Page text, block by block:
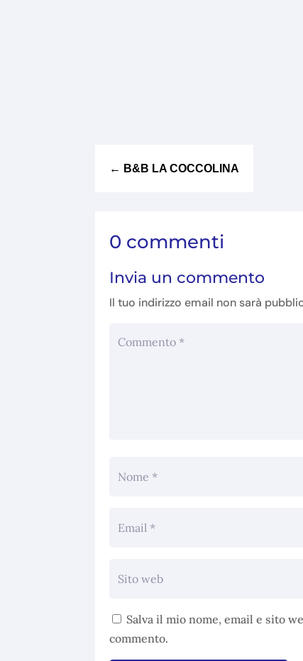
← B&B LA COCCOLINA
0 commenti
Invia un commento
Il tuo indirizzo email non sarà
Salva il mio nome, email e sito
commento.